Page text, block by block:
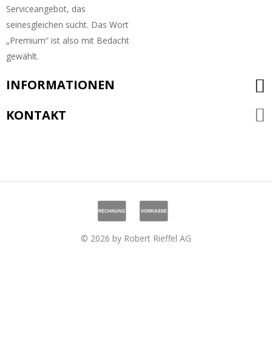
Serviceangebot, das
seinesgleichen sucht. Das Wort
„Premium“ ist also mit Bedacht
gewählt.
INFORMATIONEN
KONTAKT
© 2026 by Robert Rieffel AG